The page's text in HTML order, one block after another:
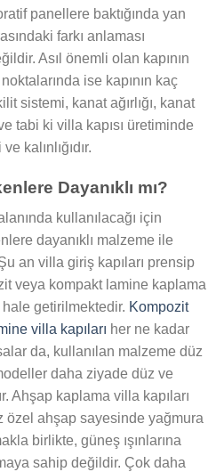
panellere baktığında yan
farkı anlaması
Asıl önemli olan kapının
ise kapının kaç
sistemi, kanat ağırlığı, kanat
tabi ki villa kapısı üretiminde
kalınlığıdır.
Dayanıklı mı?
kullanılacağı için
dayanıklı malzeme ile
an villa giriş kapıları prensip
veya kompakt lamine kaplama
hale getirilmektedir. Kompozit
villa kapıları her ne kadar
da, kullanılan malzeme düz
daha ziyade düz ve
Ahşap kaplama villa kapıları
özel ahşap sayesinde yağmura
birlikte, güneş ışınlarına
sahip değildir. Çok daha